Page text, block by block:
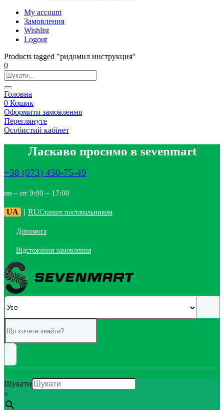
My account
Замовлення
Wishlist
Logout
Products tagged "ридомил инструкция"
0
Головна
0 Кошик
Оформити замовлення
Переглянуте
Особистий кабінет
Ласкаво просимо в sevenmart
+38 (073) 430-75-49
пн – пт 9:00 – 17:00
UA | RUСтаньте постачальником
Допомога
Відстеження замовлення
Шукати
×